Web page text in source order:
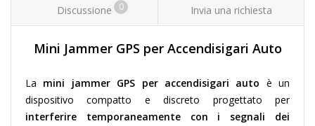
Discussione 0 Invia una richiesta
Mini Jammer GPS per Accendisigari Auto
La mini jammer GPS per accendisigari auto è un
dispositivo compatto e discreto progettato per
interferire temporaneamente con i segnali dei